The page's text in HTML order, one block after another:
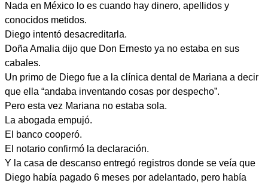
Nada en México lo es cuando hay dinero, apellidos y
conocidos metidos.
Diego intentó desacreditarla.
Doña Amalia dijo que Don Ernesto ya no estaba en sus
cabales.
Un primo de Diego fue a la clínica dental de Mariana a decir
que ella “andaba inventando cosas por despecho”.
Pero esta vez Mariana no estaba sola.
La abogada empujó.
El banco cooperó.
El notario confirmó la declaración.
Y la casa de descanso entregó registros donde se veía que
Diego había pagado 6 meses por adelantado, pero había